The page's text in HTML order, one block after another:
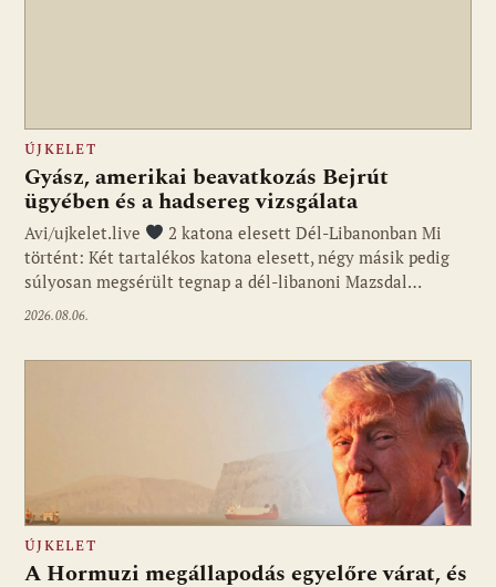
ÚJKELET
Gyász, amerikai beavatkozás Bejrút
ügyében és a hadsereg vizsgálata
Avi/ujkelet.live
2 katona elesett Dél-Libanonban Mi
történt: Két tartalékos katona elesett, négy másik pedig
súlyosan megsérült tegnap a dél-libanoni Mazsdal…
2026.08.06.
ÚJKELET
A Hormuzi megállapodás egyelőre várat, és